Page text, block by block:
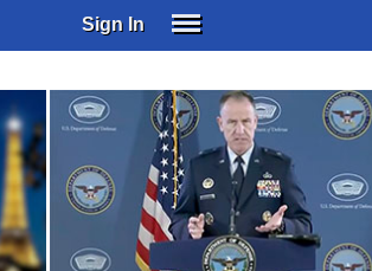
Sign In
SUBSCRIBE
EDUCATIONAL
GIFT CARDS
OTHER
ABOUT US